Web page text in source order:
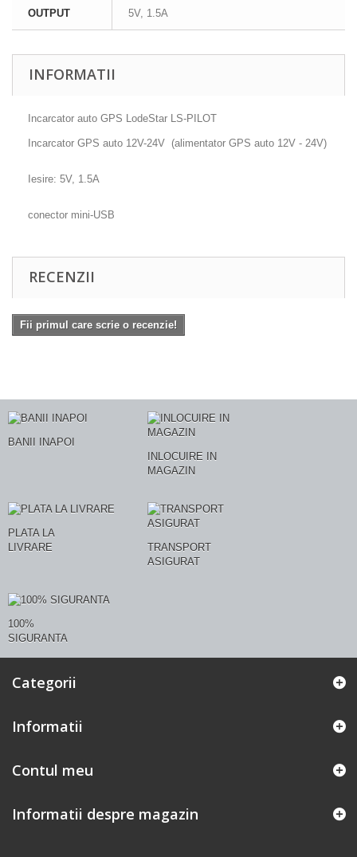
OUTPUT 5V, 1.5A
INFORMATII
Incarcator auto GPS LodeStar LS-PILOT
Incarcator GPS auto 12V-24V (alimentator GPS auto 12V - 24V)
Iesire: 5V, 1.5A
conector mini-USB
RECENZII
Fii primul care scrie o recenzie!
BANII INAPOI
INLOCUIRE IN
MAGAZIN
PLATA LA
LIVRARE
TRANSPORT
ASIGURAT
100%
SIGURANTA
Categorii
Informatii
Contul meu
Informatii despre magazin